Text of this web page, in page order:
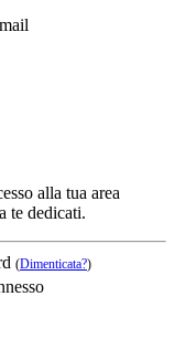
alla tua area
te dedicati.
(Dimenticata?)